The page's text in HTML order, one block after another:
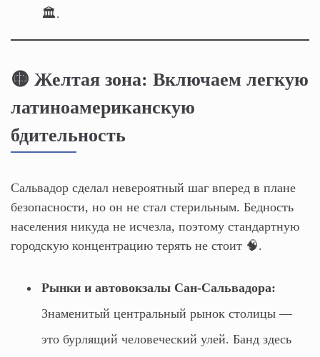
🏛️.
🟡 Желтая зона: Включаем легкую
латиноамериканскую
бдительность
Сальвадор сделал невероятный шаг вперед в плане
безопасности, но он не стал стерильным. Бедность
населения никуда не исчезла, поэтому стандартную
городскую концентрацию терять не стоит 🧠.
Рынки и автовокзалы Сан-Сальвадора:
Знаменитый центральный рынок столицы —
это бурлящий человеческий улей. Банд здесь